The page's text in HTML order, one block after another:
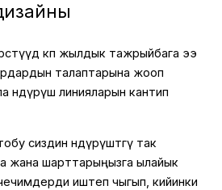
көп жылдык тажрыйбага ээ
талаптарына жооп
өндүрүш линияларын кантип
сиздин өндүрүштөгү так
жана шарттарыңызга ылайык
иштеп чыгып, кийинки